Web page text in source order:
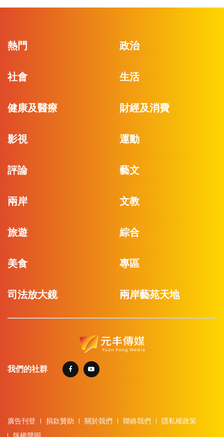
熱門 政治
社會 生活
健康及醫療 財經及消費
影視 運動
評論 藝文
兩岸 文教
旅遊 綜合
美食 專區
司法放大鏡 兩岸藝苑天地
我們的社群
廣告刊登 捐款贊助 關於我們 聯絡我們
隱私權政策